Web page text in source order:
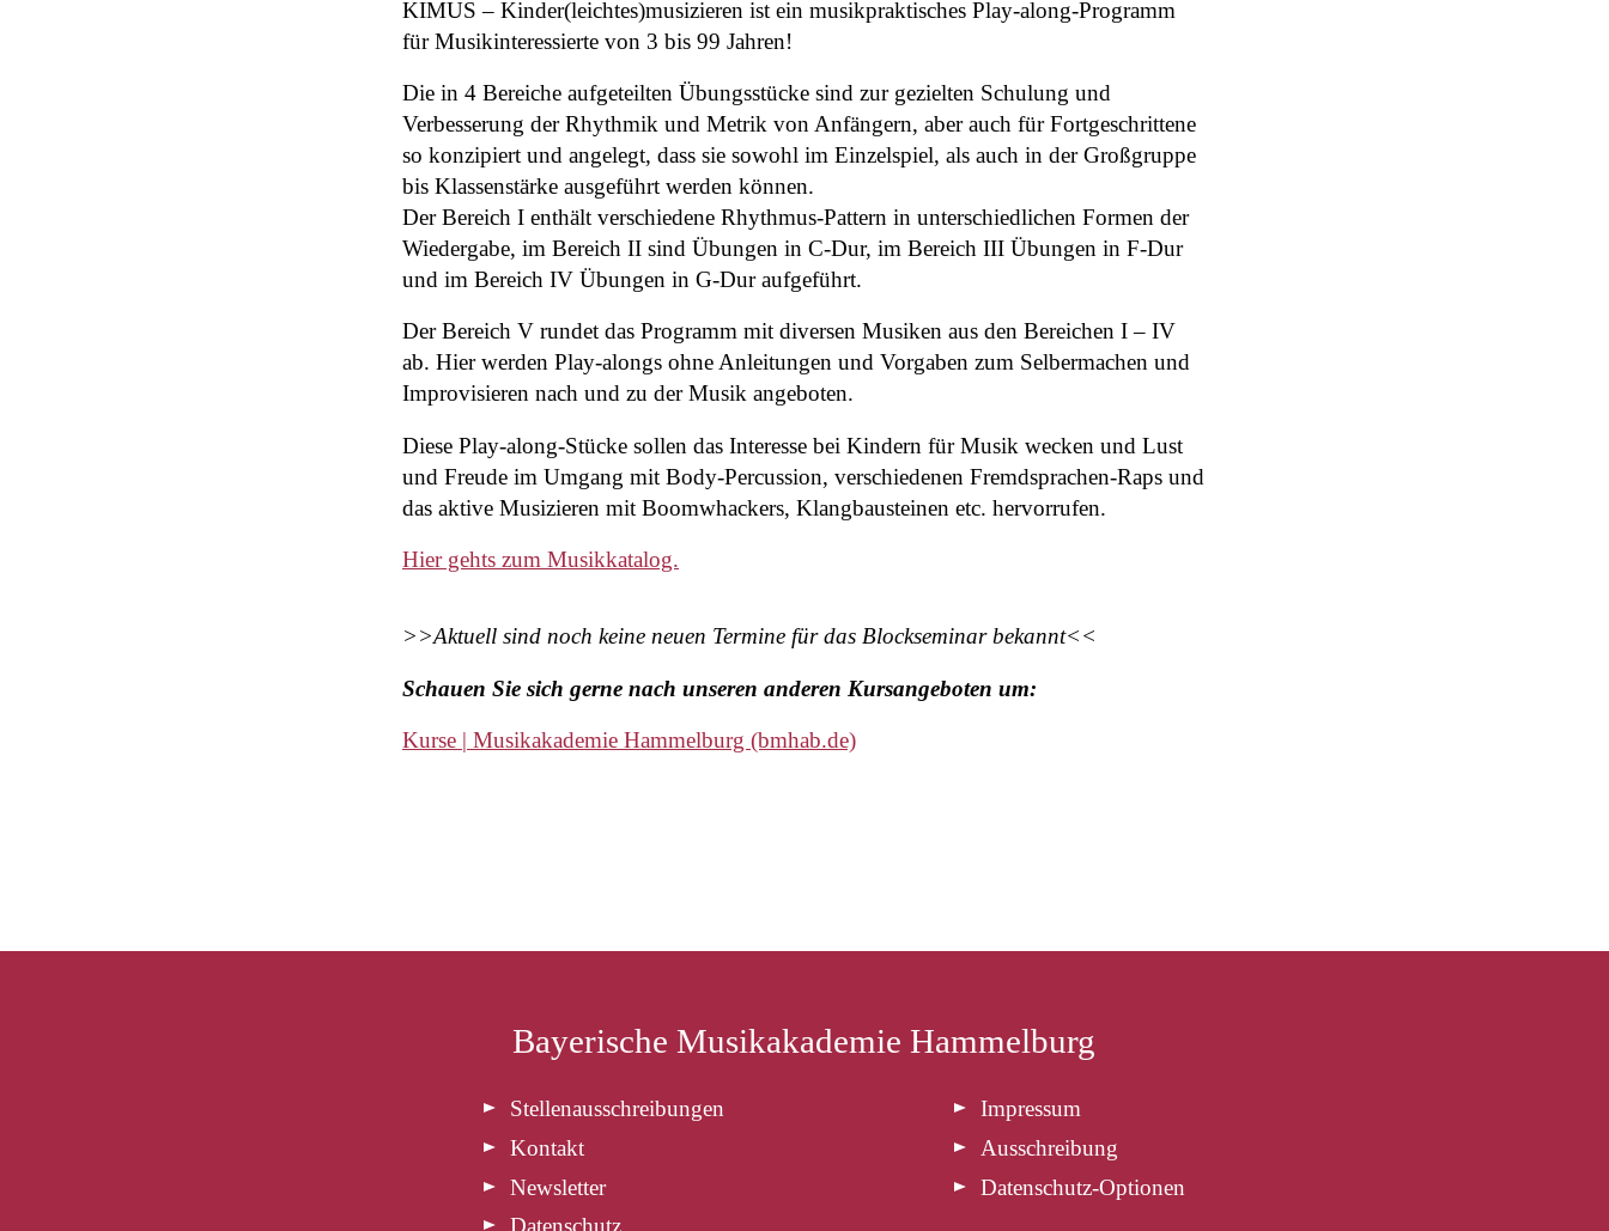
KIMUS – Kinder(leichtes)musizieren ist ein musikpraktisches Play-along-Programm
für Musikinteressierte von 3 bis 99 Jahren!
Die in 4 Bereiche aufgeteilten Übungsstücke sind zur gezielten Schulung und
Verbesserung der Rhythmik und Metrik von Anfängern, aber auch für Fortgeschrittene
so konzipiert und angelegt, dass sie sowohl im Einzelspiel, als auch in der Großgruppe
bis Klassenstärke ausgeführt werden können.
Der Bereich I enthält verschiedene Rhythmus-Pattern in unterschiedlichen Formen der
Wiedergabe, im Bereich II sind Übungen in C-Dur, im Bereich III Übungen in F-Dur
und im Bereich IV Übungen in G-Dur aufgeführt.
Der Bereich V rundet das Programm mit diversen Musiken aus den Bereichen I – IV
ab. Hier werden Play-alongs ohne Anleitungen und Vorgaben zum Selbermachen und
Improvisieren nach und zu der Musik angeboten.
Diese Play-along-Stücke sollen das Interesse bei Kindern für Musik wecken und Lust
und Freude im Umgang mit Body-Percussion, verschiedenen Fremdsprachen-Raps und
das aktive Musizieren mit Boomwhackers, Klangbausteinen etc. hervorrufen.
Hier gehts zum Musikkatalog.
>>Aktuell sind noch keine neuen Termine für das Blockseminar bekannt<<
Schauen Sie sich gerne nach unseren anderen Kursangeboten um:
Kurse | Musikakademie Hammelburg (bmhab.de)
Bayerische Musikakademie Hammelburg
Stellenausschreibungen
Kontakt
Newsletter
Datenschutz
Impressum
Ausschreibung
Datenschutz-Optionen